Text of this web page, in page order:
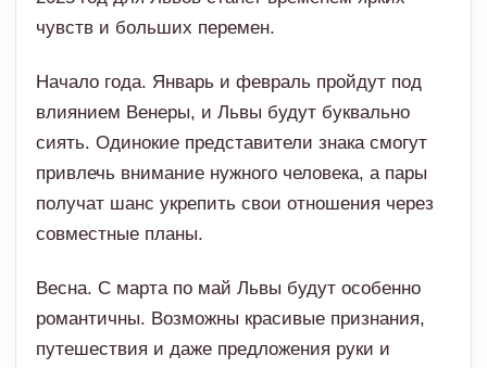
привлечь внимание нужного человека, а пары
совместные планы.
Весна. С марта по май Львы будут особенно
романтичны. Возможны красивые признания,
путешествия и даже предложения руки и
сердца. В этот период любовь может войти в
голову.
Лето. Июнь и июль будут насыщенными